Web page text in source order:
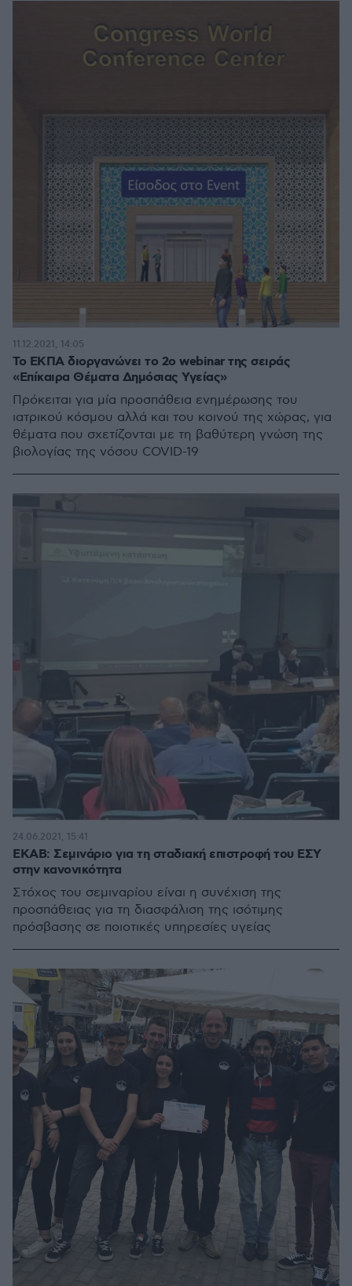
Το ΕΚΠΑ διοργανώνει το 2ο webinar της σειράς
«Επίκαιρα Θέματα Δημόσιας Υγείας»
Πρόκειται για μία προσπάθεια ενημέρωσης του
ιατρικού κόσμου αλλά και του κοινού της χώρας, για
θέματα που σχετίζονται με τη βαθύτερη γνώση της
βιολογίας της νόσου COVID-19
11.12.2021, 14:05
ΕΚΑΒ: Σεμινάριο για τη σταδιακή επιστροφή του ΕΣΥ
στην κανονικότητα
Στόχος του σεμιναρίου είναι η συνέχιση της
προσπάθειας για τη διασφάλιση της ισότιμης
πρόσβασης σε ποιοτικές υπηρεσίες υγείας
24.06.2021, 15:41